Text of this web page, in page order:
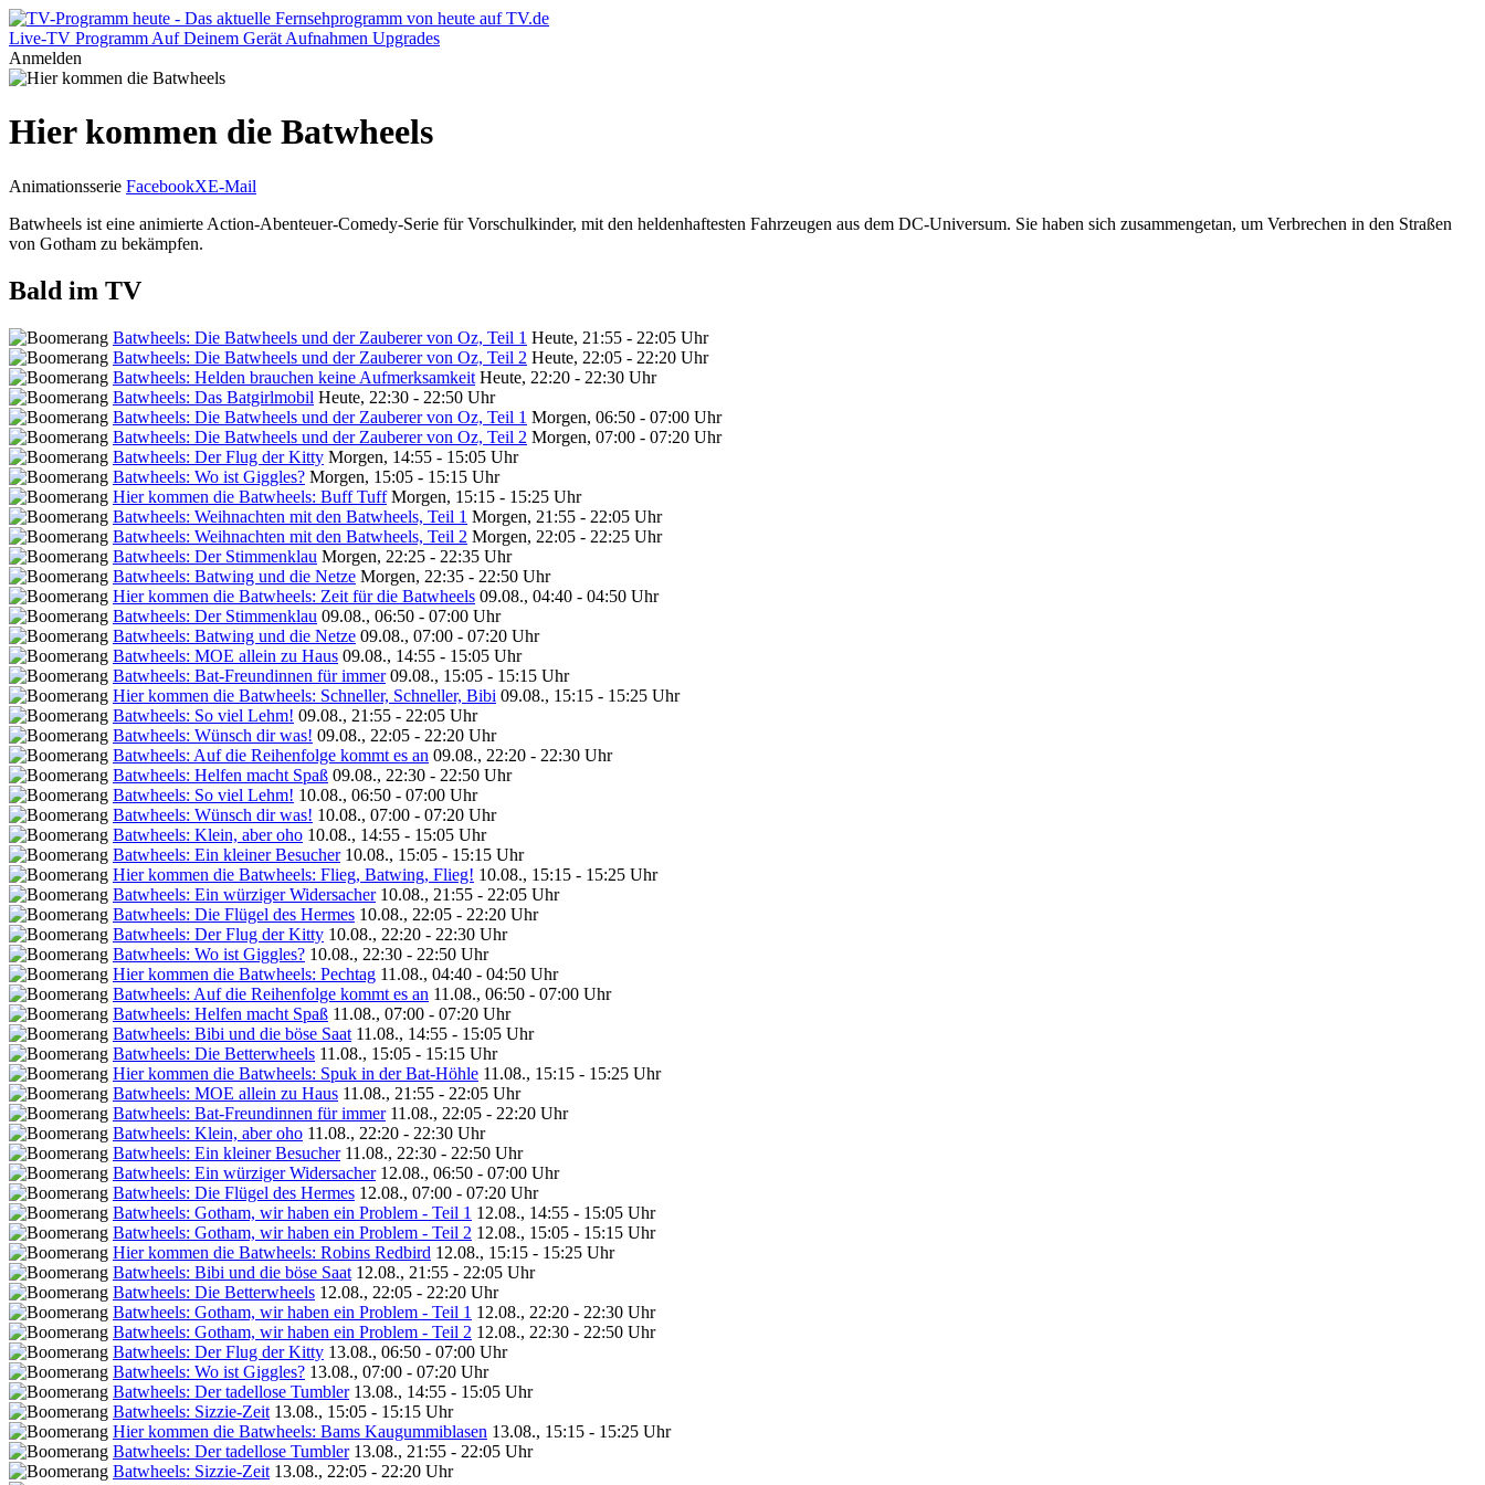
Live-TV Programm Auf Deinem Gerät Aufnahmen Upgrades
Anmelden
Hier kommen die Batwheels
Animationsserie FacebookXE-Mail
Batwheels ist eine animierte Action-Abenteuer-Comedy-Serie für Vorschulkinder, mit den heldenhaftesten Fahrzeugen aus dem DC-Universum. Sie haben sich zusammengetan, um Verbrechen in den Straßen
von Gotham zu bekämpfen.
Bald im TV
Batwheels: Die Batwheels und der Zauberer von Oz, Teil 1 Heute, 21:55 - 22:05 Uhr
Batwheels: Die Batwheels und der Zauberer von Oz, Teil 2 Heute, 22:05 - 22:20 Uhr
Batwheels: Helden brauchen keine Aufmerksamkeit Heute, 22:20 - 22:30 Uhr
Batwheels: Das Batgirlmobil Heute, 22:30 - 22:50 Uhr
Batwheels: Die Batwheels und der Zauberer von Oz, Teil 1 Morgen, 06:50 - 07:00 Uhr
Batwheels: Die Batwheels und der Zauberer von Oz, Teil 2 Morgen, 07:00 - 07:20 Uhr
Batwheels: Der Flug der Kitty Morgen, 14:55 - 15:05 Uhr
Batwheels: Wo ist Giggles? Morgen, 15:05 - 15:15 Uhr
Hier kommen die Batwheels: Buff Tuff Morgen, 15:15 - 15:25 Uhr
Batwheels: Weihnachten mit den Batwheels, Teil 1 Morgen, 21:55 - 22:05 Uhr
Batwheels: Weihnachten mit den Batwheels, Teil 2 Morgen, 22:05 - 22:25 Uhr
Batwheels: Der Stimmenklau Morgen, 22:25 - 22:35 Uhr
Batwheels: Batwing und die Netze Morgen, 22:35 - 22:50 Uhr
Hier kommen die Batwheels: Zeit für die Batwheels 09.08., 04:40 - 04:50 Uhr
Batwheels: Der Stimmenklau 09.08., 06:50 - 07:00 Uhr
Batwheels: Batwing und die Netze 09.08., 07:00 - 07:20 Uhr
Batwheels: MOE allein zu Haus 09.08., 14:55 - 15:05 Uhr
Batwheels: Bat-Freundinnen für immer 09.08., 15:05 - 15:15 Uhr
Hier kommen die Batwheels: Schneller, Schneller, Bibi 09.08., 15:15 - 15:25 Uhr
Batwheels: So viel Lehm! 09.08., 21:55 - 22:05 Uhr
Batwheels: Wünsch dir was! 09.08., 22:05 - 22:20 Uhr
Batwheels: Auf die Reihenfolge kommt es an 09.08., 22:20 - 22:30 Uhr
Batwheels: Helfen macht Spaß 09.08., 22:30 - 22:50 Uhr
Batwheels: So viel Lehm! 10.08., 06:50 - 07:00 Uhr
Batwheels: Wünsch dir was! 10.08., 07:00 - 07:20 Uhr
Batwheels: Klein, aber oho 10.08., 14:55 - 15:05 Uhr
Batwheels: Ein kleiner Besucher 10.08., 15:05 - 15:15 Uhr
Hier kommen die Batwheels: Flieg, Batwing, Flieg! 10.08., 15:15 - 15:25 Uhr
Batwheels: Ein würziger Widersacher 10.08., 21:55 - 22:05 Uhr
Batwheels: Die Flügel des Hermes 10.08., 22:05 - 22:20 Uhr
Batwheels: Der Flug der Kitty 10.08., 22:20 - 22:30 Uhr
Batwheels: Wo ist Giggles? 10.08., 22:30 - 22:50 Uhr
Hier kommen die Batwheels: Pechtag 11.08., 04:40 - 04:50 Uhr
Batwheels: Auf die Reihenfolge kommt es an 11.08., 06:50 - 07:00 Uhr
Batwheels: Helfen macht Spaß 11.08., 07:00 - 07:20 Uhr
Batwheels: Bibi und die böse Saat 11.08., 14:55 - 15:05 Uhr
Batwheels: Die Betterwheels 11.08., 15:05 - 15:15 Uhr
Hier kommen die Batwheels: Spuk in der Bat-Höhle 11.08., 15:15 - 15:25 Uhr
Batwheels: MOE allein zu Haus 11.08., 21:55 - 22:05 Uhr
Batwheels: Bat-Freundinnen für immer 11.08., 22:05 - 22:20 Uhr
Batwheels: Klein, aber oho 11.08., 22:20 - 22:30 Uhr
Batwheels: Ein kleiner Besucher 11.08., 22:30 - 22:50 Uhr
Batwheels: Ein würziger Widersacher 12.08., 06:50 - 07:00 Uhr
Batwheels: Die Flügel des Hermes 12.08., 07:00 - 07:20 Uhr
Batwheels: Gotham, wir haben ein Problem - Teil 1 12.08., 14:55 - 15:05 Uhr
Batwheels: Gotham, wir haben ein Problem - Teil 2 12.08., 15:05 - 15:15 Uhr
Hier kommen die Batwheels: Robins Redbird 12.08., 15:15 - 15:25 Uhr
Batwheels: Bibi und die böse Saat 12.08., 21:55 - 22:05 Uhr
Batwheels: Die Betterwheels 12.08., 22:05 - 22:20 Uhr
Batwheels: Gotham, wir haben ein Problem - Teil 1 12.08., 22:20 - 22:30 Uhr
Batwheels: Gotham, wir haben ein Problem - Teil 2 12.08., 22:30 - 22:50 Uhr
Batwheels: Der Flug der Kitty 13.08., 06:50 - 07:00 Uhr
Batwheels: Wo ist Giggles? 13.08., 07:00 - 07:20 Uhr
Batwheels: Der tadellose Tumbler 13.08., 14:55 - 15:05 Uhr
Batwheels: Sizzie-Zeit 13.08., 15:05 - 15:15 Uhr
Hier kommen die Batwheels: Bams Kaugummiblasen 13.08., 15:15 - 15:25 Uhr
Batwheels: Der tadellose Tumbler 13.08., 21:55 - 22:05 Uhr
Batwheels: Sizzie-Zeit 13.08., 22:05 - 22:20 Uhr